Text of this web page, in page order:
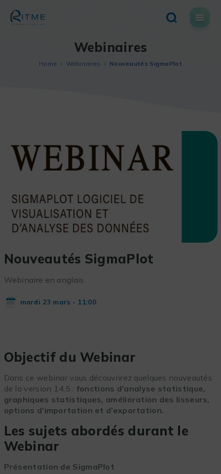
content
Webinaires
Home Webinaires Nouveautés SigmaPlot
Nouveautés SigmaPlot
Webinaire en anglais.
mardi 23 mars - 11:00
Objectif du Webinar
Dans ce webinar vous découvrirez quelques nouveautés
de la version 14.5 : fonctions d’analyse statistique,
graphiques statistiques, amélioration des lisseurs,
options d’importation et d’exportation.
Les sujets abordés durant le
Webinar
Présentation de SigmaPlot